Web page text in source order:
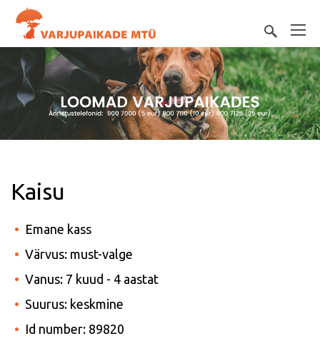
Kaisu
Emane kass
Värvus: must-valge
Vanus: 7 kuud - 4 aastat
Suurus: keskmine
Id number: 89820